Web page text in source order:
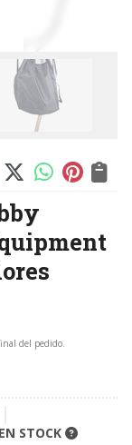
del pedido.
EN STOCK